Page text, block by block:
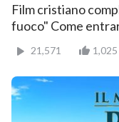
Film cristiano
fuoco" Come
21,571 1,025